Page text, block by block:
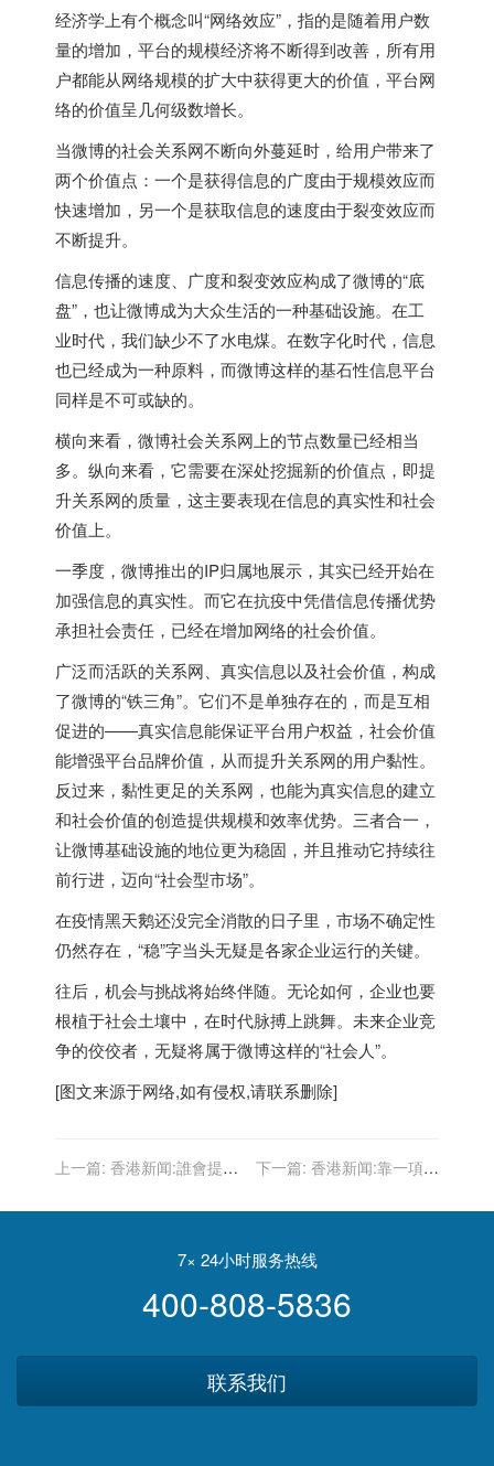
经济学上有个概念叫“网络效应”，指的是随着用户数
量的增加，平台的规模经济将不断得到改善，所有用
户都能从网络规模的扩大中获得更大的价值，平台网
络的价值呈几何级数增长。
当微博的社会关系网不断向外蔓延时，给用户带来了
两个价值点：一个是获得信息的广度由于规模效应而
快速增加，另一个是获取信息的速度由于裂变效应而
不断提升。
信息传播的速度、广度和裂变效应构成了微博的“底
盘”，也让微博成为大众生活的一种基础设施。在工
业时代，我们缺少不了水电煤。在数字化时代，信息
也已经成为一种原料，而微博这样的基石性信息平台
同样是不可或缺的。
横向来看，微博社会关系网上的节点数量已经相当
多。纵向来看，它需要在深处挖掘新的价值点，即提
升关系网的质量，这主要表现在信息的真实性和社会
价值上。
一季度，微博推出的IP归属地展示，其实已经开始在
加强信息的真实性。而它在抗疫中凭借信息传播优势
承担社会责任，已经在增加网络的社会价值。
广泛而活跃的关系网、真实信息以及社会价值，构成
了微博的“铁三角”。它们不是单独存在的，而是互相
促进的——真实信息能保证平台用户权益，社会价值
能增强平台品牌价值，从而提升关系网的用户黏性。
反过来，黏性更足的关系网，也能为真实信息的建立
和社会价值的创造提供规模和效率优势。三者合一，
让微博基础设施的地位更为稳固，并且推动它持续往
前行进，迈向“社会型市场”。
在疫情黑天鹅还没完全消散的日子里，市场不确定性
仍然存在，“稳”字当头无疑是各家企业运行的关键。
往后，机会与挑战将始终伴随。无论如何，企业也要
根植于社会土壤中，在时代脉搏上跳舞。未来企业竞
争的佼佼者，无疑将属于微博这样的“社会人”。
[图文来源于网络,如有侵权,请联系删除]
上一篇: 香港新闻:誰會提拔
上司 升職加薪有你份｜知
下一篇: 香港新闻:靠一項專
元還會首選讀醫？｜June
7× 24小时服务热线
400-808-5836
联系我们